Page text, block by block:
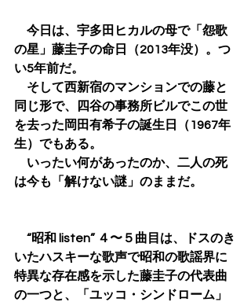
今日は、宇多田ヒカルの母で「怨歌
の星」藤圭子の命日（2013年没）。つ
い5年前だ。
そして西新宿のマンションでの藤と
同じ形で、四谷の事務所ビルでこの世
を去った岡田有希子の誕生日（1967年
生）でもある。
いったい何があったのか、二人の死
は今も「解けない謎」のままだ。
“昭和 listen” ４〜５曲目は、ドスのき
いたハスキーな歌声で昭和の歌謡界に
特異な存在感を示した藤圭子の代表曲
の一つと、「ユッコ・シンドローム」